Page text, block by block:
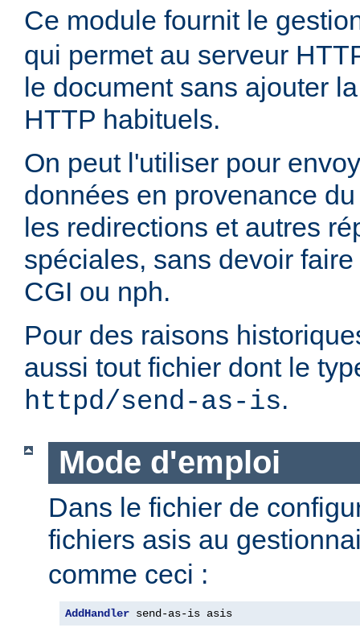
Ce module fournit le
qui permet au serveur
le document sans ajouter
HTTP habituels.
On peut l'utiliser pour
données en provenance
les redirections et autres
spéciales, sans devoir
CGI ou nph.
Pour des raisons
aussi tout fichier dont le
httpd/send-as-is.
Mode d'emploi
Dans le fichier de
fichiers asis au
comme ceci :
AddHandler send-as-is asis